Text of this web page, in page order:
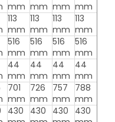
mm mm mm mm
113
mm
113
mm
113
mm
113
mm
516
mm
516
mm
516
mm
516
mm
44
mm
44
mm
44
mm
44
mm
701
mm
726
mm
757
mm
788
mm
430
430
430
430